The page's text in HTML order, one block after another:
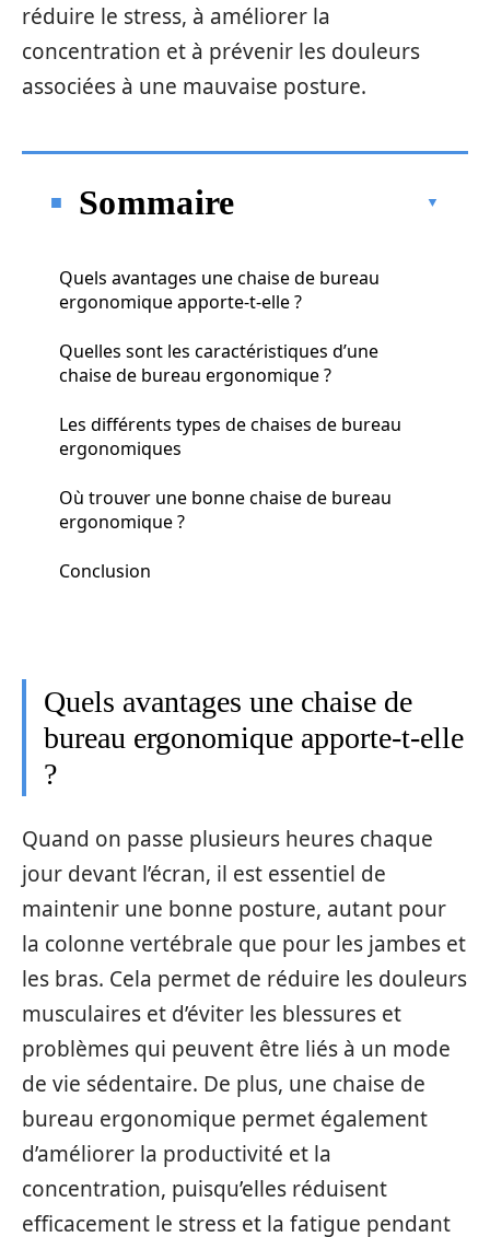
réduire le stress, à améliorer la
concentration et à prévenir les douleurs
associées à une mauvaise posture.
Sommaire
Quels avantages une chaise de bureau
ergonomique apporte-t-elle ?
Quelles sont les caractéristiques d’une
chaise de bureau ergonomique ?
Les différents types de chaises de bureau
ergonomiques
Où trouver une bonne chaise de bureau
ergonomique ?
Conclusion
Quels avantages une chaise de
bureau ergonomique apporte-t-elle
?
Quand on passe plusieurs heures chaque
jour devant l’écran, il est essentiel de
maintenir une bonne posture, autant pour
la colonne vertébrale que pour les jambes et
les bras. Cela permet de réduire les douleurs
musculaires et d’éviter les blessures et
problèmes qui peuvent être liés à un mode
de vie sédentaire. De plus, une chaise de
bureau ergonomique permet également
d’améliorer la productivité et la
concentration, puisqu’elles réduisent
efficacement le stress et la fatigue pendant